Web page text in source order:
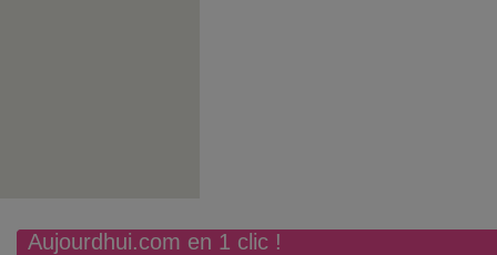
Aujourdhui.com en 1 clic !